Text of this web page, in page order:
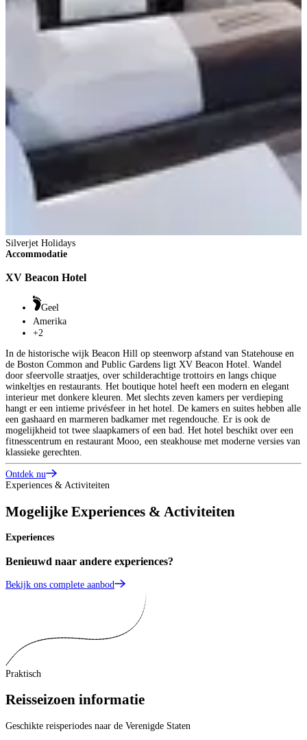
Silverjet Holidays
Accommodatie
XV Beacon Hotel
Geel
Amerika
+2
In de historische wijk Beacon Hill op steenworp afstand van Statehouse en
de Boston Common and Public Gardens ligt XV Beacon Hotel. Wandel
door sfeervolle straatjes, over schilderachtige trottoirs en langs chique
winkeltjes en restaurants. Het boutique hotel heeft een modern en elegant
interieur met donkere kleuren. Met slechts zeven kamers per verdieping
hangt er een intieme privésfeer in het hotel. De kamers en suites hebben alle
een gashaard en marmeren badkamer met regendouche. Er is ook de
mogelijkheid tot twee slaapkamers of een bad. Het hotel beschikt over een
fitnesscentrum en restaurant Mooo, een steakhouse met moderne versies van
klassieke gerechten.
Ontdek nu
Experiences & Activiteiten
Mogelijke Experiences & Activiteiten
Experiences
Benieuwd naar andere experiences?
Bekijk ons complete aanbod
Praktisch
Reisseizoen informatie
Geschikte reisperiodes naar de Verenigde Staten